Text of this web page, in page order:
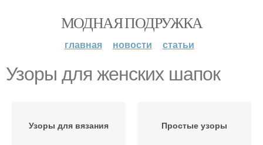
МОДНАЯ ПОДРУЖКА
главная новости статьи
Узоры для женских шапок
Узоры для вязания Простые узоры